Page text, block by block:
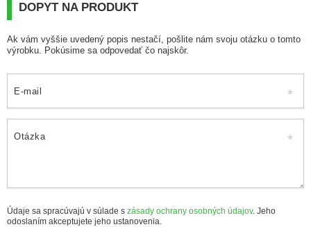
DOPYT NA PRODUKT
Ak vám vyššie uvedený popis nestačí, pošlite nám svoju otázku o tomto
výrobku. Pokúsime sa odpovedať čo najskôr.
E-mail
Otázka
Údaje sa spracúvajú v súlade s zásady ochrany osobných údajov. Jeho
odoslaním akceptujete jeho ustanovenia.